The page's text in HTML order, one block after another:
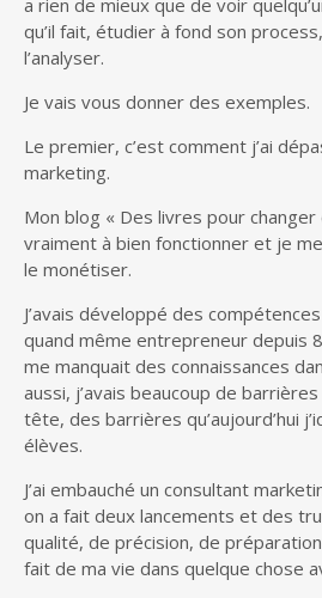
qu’il fait, étudier à fond son
l’analyser.
Je vais vous donner des exemples.
Le premier, c’est comment j’ai
marketing.
Mon blog « Des livres pour
vraiment à bien fonctionner et je
le monétiser.
J’avais développé des
quand même entrepreneur depuis
me manquait des connaissances
aussi, j’avais beaucoup de
tête, des barrières qu’aujourd’hui
élèves.
J’ai embauché un consultant
on a fait deux lancements et des
qualité, de précision, de
fait de ma vie dans quelque chose